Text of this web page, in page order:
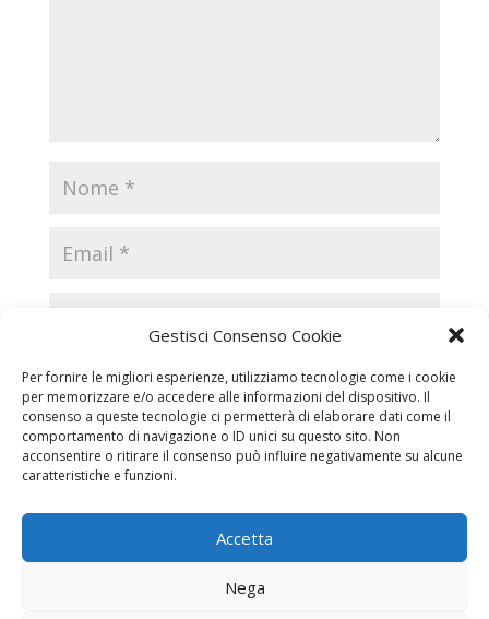
Gestisci Consenso Cookie
Per fornire le migliori esperienze, utilizziamo tecnologie come i cookie
per memorizzare e/o accedere alle informazioni del dispositivo. Il
consenso a queste tecnologie ci permetterà di elaborare dati come il
comportamento di navigazione o ID unici su questo sito. Non
acconsentire o ritirare il consenso può influire negativamente su alcune
caratteristiche e funzioni.
Accetta
Nega
Necrologi Casale Monferrato
Necrologi Piemonte